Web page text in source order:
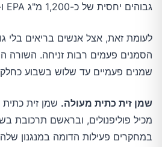
גבוהים יחסית של כ-1,200 מ"ג EPA ו-DHA ביום ומעלה.
לעומת זאת, אצל אנשים בריאים בלי
הסמנים פעמים רבות זניחה. השורה
שמנים פעמיים עד שלוש בשבוע
שמן זית כתית מעולה.
מכיל פוליפנולים, ובראשם תרכובת
במחקרים פעילות הדומה במנגנון שלה